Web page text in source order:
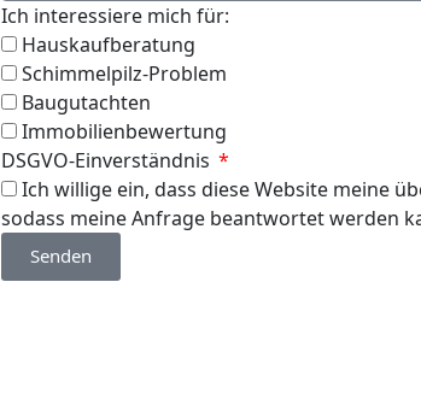
Ich interessiere mich für:
Hauskaufberatung
Schimmelpilz-Problem
Baugutachten
Immobilienbewertung
DSGVO-Einverständnis
Ich willige ein, dass diese Website meine
sodass meine Anfrage beantwortet werden
Senden